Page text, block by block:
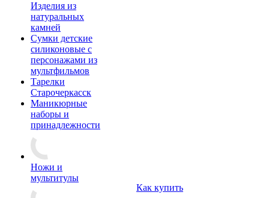
Изделия из
натуральных
камней
Сумки детские
силиконовые с
персонажами из
мультфильмов
Тарелки
Старочеркасск
Маникюрные
наборы и
принадлежности
Ножи и
мультитулы
Как купить